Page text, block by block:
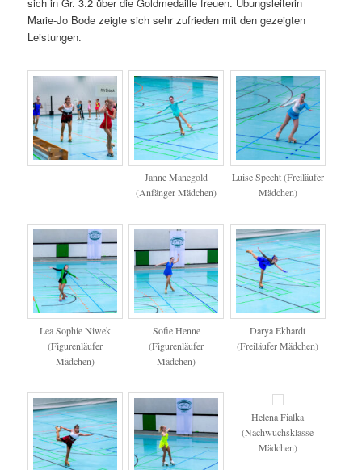
Marie-Jo Bode zeigte sich sehr zufrieden mit den gezeigten
Leistungen.
Janne Manegold
(Anfänger Mädchen)
Luise Specht (Freiläufer
Mädchen)
Lea Sophie Niwek
(Figurenläufer
Mädchen)
Sofie Henne
(Figurenläufer
Mädchen)
Darya Ekhardt
(Freiläufer Mädchen)
Helena Fialka
(Nachwuchsklasse
Mädchen)